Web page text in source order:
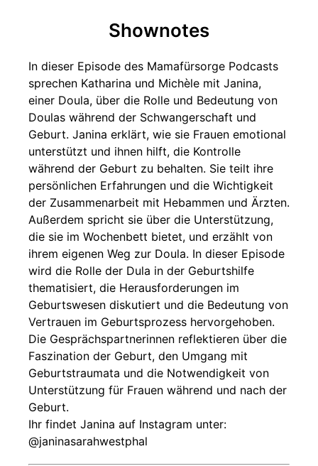
Shownotes
In dieser Episode des Mamafürsorge Podcasts
sprechen Katharina und Michèle mit Janina,
einer Doula, über die Rolle und Bedeutung von
Doulas während der Schwangerschaft und
Geburt. Janina erklärt, wie sie Frauen emotional
unterstützt und ihnen hilft, die Kontrolle
während der Geburt zu behalten. Sie teilt ihre
persönlichen Erfahrungen und die Wichtigkeit
der Zusammenarbeit mit Hebammen und Ärzten.
Außerdem spricht sie über die Unterstützung,
die sie im Wochenbett bietet, und erzählt von
ihrem eigenen Weg zur Doula. In dieser Episode
wird die Rolle der Dula in der Geburtshilfe
thematisiert, die Herausforderungen im
Geburtswesen diskutiert und die Bedeutung von
Vertrauen im Geburtsprozess hervorgehoben.
Die Gesprächspartnerinnen reflektieren über die
Faszination der Geburt, den Umgang mit
Geburtstraumata und die Notwendigkeit von
Unterstützung für Frauen während und nach der
Geburt.
Ihr findet Janina auf Instagram unter:
@janinasarahwestphal